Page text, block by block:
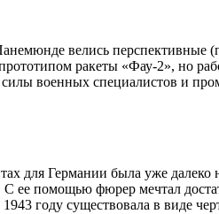
велись
ракеты «Фау-2», но
военных специалистов и
для Германии была уже далеко
ее помощью фюрер мечтал
году существовала в виде